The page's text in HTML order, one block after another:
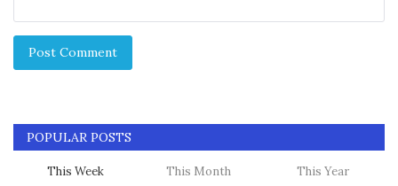
Post Comment
POPULAR POSTS
This Week This Month This Year